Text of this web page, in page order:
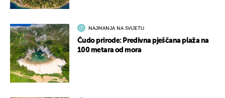
NAJMANJA NA SVIJETU
Čudo prirode: Predivna pješčana plaža na
100 metara od mora